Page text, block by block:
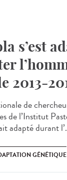
s’est
2013-
de
de l’Institut
adapté durant
GÉNÉTIQUE